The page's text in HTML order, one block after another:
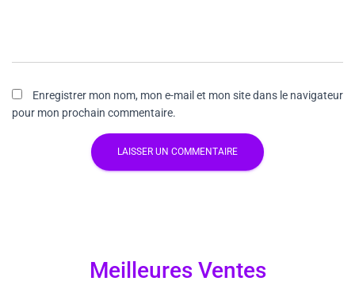
Enregistrer mon nom, mon e-mail et mon site dans le navigateur
pour mon prochain commentaire.
Meilleures Ventes